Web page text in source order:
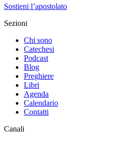
Sostieni l’apostolato
Sezioni
Chi sono
Catechesi
Podcast
Blog
Preghiere
Libri
Agenda
Calendario
Contatti
Canali